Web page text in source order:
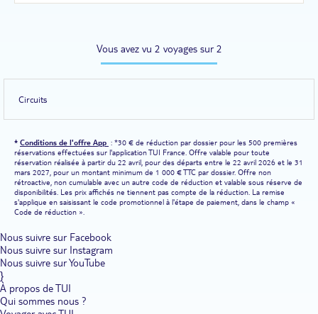
Vous avez vu 2 voyages sur 2
Circuits
* Conditions de l'offre App : *30 € de réduction par dossier pour les 500 premières
réservations effectuées sur l'application TUI France. Offre valable pour toute
réservation réalisée à partir du 22 avril, pour des départs entre le 22 avril 2026 et le 31
mars 2027, pour un montant minimum de 1 000 € TTC par dossier. Offre non
rétroactive, non cumulable avec un autre code de réduction et valable sous réserve de
disponibilités. Les prix affichés ne tiennent pas compte de la réduction. La remise
s'applique en saisissant le code promotionnel à l'étape de paiement, dans le champ «
Code de réduction ».
Nous suivre sur Facebook
Nous suivre sur Instagram
Nous suivre sur YouTube
}
À propos de TUI
Qui sommes nous ?